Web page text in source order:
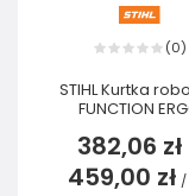
(0)
STIHL Kurtka
FUNCTION
382,06 zł
459,00 zł /